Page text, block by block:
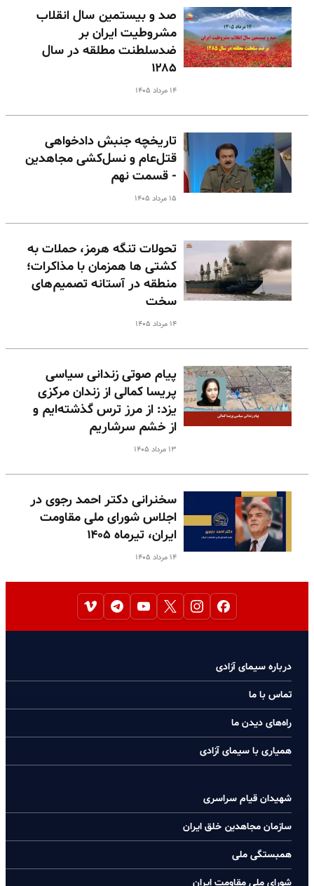
صد و بیستمین سال انقلاب
مشروطیت ایران بر
ضدسلطنت مطلقه در سال
۱۲۸۵
۱۴ مرداد ۱۴۰۵
تاریخچه جنبش دادخواهی
قتل‌عام و نسل‌کشی مجاهدین
- قسمت نهم
۱۵ مرداد ۱۴۰۵
تحولات تنگه هرمز، حملات به
کشتی ها همزمان با مذاکرات؛
منطقه در آستانه تصمیم‌های
سخت
۱۴ مرداد ۱۴۰۵
پیام صوتی زندانی سیاسی
پریسا کمالی از زندان مرکزی
یزد: از مرز ترس گذشته‌ایم و
از خشم سرشاریم
۱۳ مرداد ۱۴۰۵
سخنرانی دکتر احمد رجوی در
اجلاس شورای ملی مقاومت
ایران، تیرماه ۱۴۰۵
۱۴ مرداد ۱۴۰۵
درباره سیمای آزادی
تماس با ما
راه‌های دیدن ما
همیاری با سیمای آزادی
شهیدان قیام سراسری
سازمان مجاهدین خلق ایران
همبستگی ملی
شورای ملی مقاومت ایران